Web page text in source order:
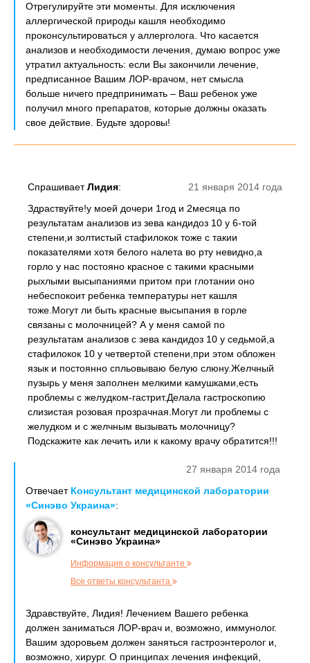
Отрегулируйте эти моменты. Для исключения
аллергической природы кашля необходимо
проконсультироваться у аллерголога. Что касается
анализов и необходимости лечения, думаю вопрос уже
утратил актуальность: если Вы закончили лечение,
предписанное Вашим ЛОР-врачом, нет смысла
больше ничего предпринимать – Ваш ребенок уже
получил много препаратов, которые должны оказать
свое действие. Будьте здоровы!
21 января 2014 года
СпрашиваетЛидия:
Здраствуйте!у моей дочери 1год и 2месяца по
результатам анализов из зева кандидоз 10 у 6-той
степени,и золтистый стафилокок тоже с такии
показателями хотя белого налета во рту невидно,а
горло у нас постояно красное с такими красными
рыхлыми высыпаниями притом при глотании оно
небеспокоит ребенка температуры нет кашля
тоже.Могут ли быть красные высыпания в горле
связаны с молочницей? А у меня самой по
результатам анализов с зева кандидоз 10 у седьмой,а
стафилокок 10 у четвертой степени,при этом обложен
язык и постоянно спльовываю белую слюну.Желчный
пузырь у меня заполнен мелкими камушками,есть
проблемы с желудком-гастрит.Делала гастроскопию
слизистая розовая прозрачная.Могут ли проблемы с
желудком и с желчным вызывать молочницу?
Подскажите как лечить или к какому врачу обратится!!!
27 января 2014 года
Отвечает Консультант медицинской лаборатории
«Синэво Украина»:
консультант медицинской лаборатории
«Синэво Украина»
Информация о консультанте
Все ответы консультанта
Здравствуйте, Лидия! Лечением Вашего ребенка
должен заниматься ЛОР-врач и, возможно, иммунолог.
Вашим здоровьем должен заняться гастроэнтеролог и,
возможно, хирург. О принципах лечения инфекций,